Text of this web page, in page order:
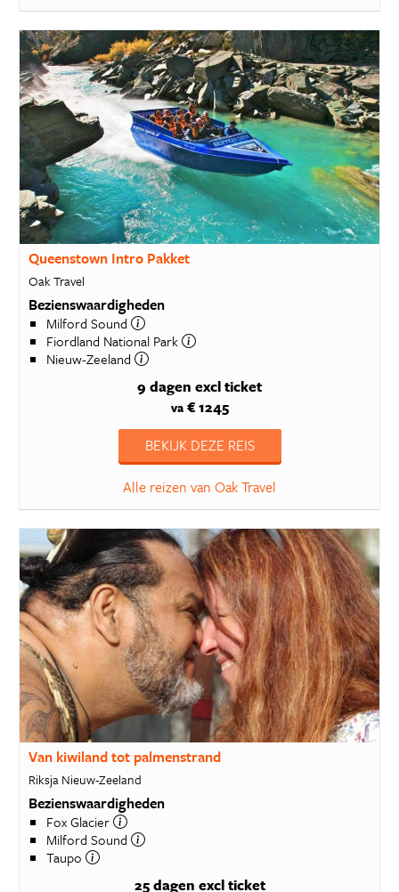
Queenstown Intro Pakket
Oak Travel
Bezienswaardigheden
Milford Sound
Fiordland National Park
Nieuw-Zeeland
9 dagen excl ticket
va€ 1245
BEKIJK DEZE REIS
Alle reizen van Oak Travel
Van kiwiland tot palmenstrand
Riksja Nieuw-Zeeland
Bezienswaardigheden
Fox Glacier
Milford Sound
Taupo
25 dagen excl ticket